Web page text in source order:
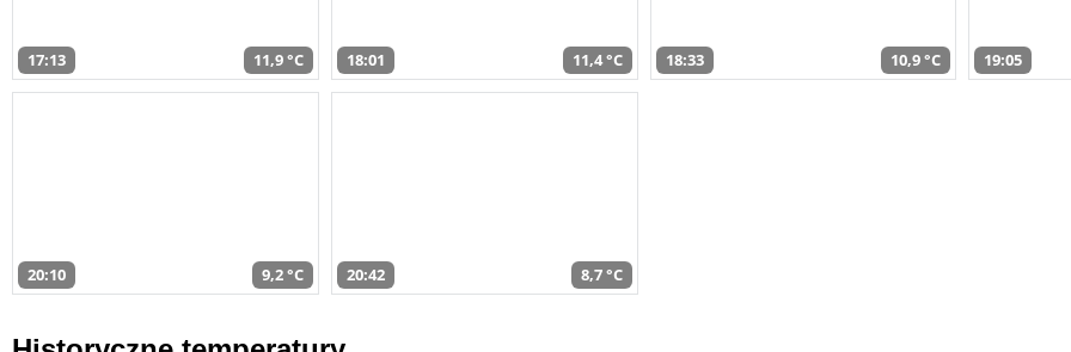
17:13 11,9 °C 18:01 11,4 °C 18:33 10,9 °C 19:05
20:10 9,2 °C 20:42 8,7 °C